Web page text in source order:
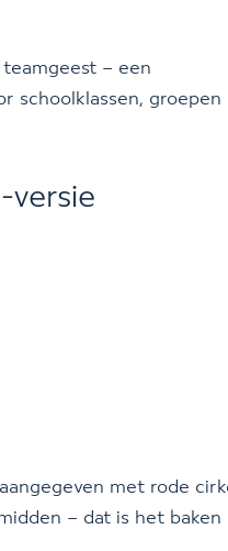
– een
schoolklassen, groepen
versie
met rode
– dat is het baken